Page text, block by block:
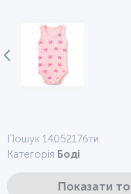
Пошук 1405217бти
Категорія Боді
Показати